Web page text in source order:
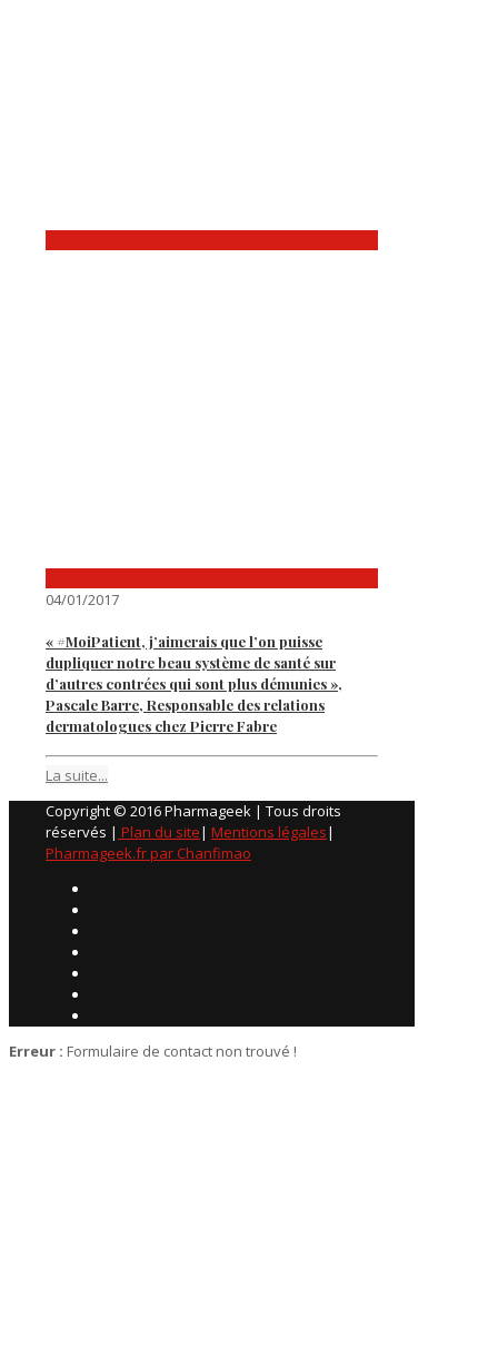
04/01/2017
« #MoiPatient, j’aimerais que l’on puisse
dupliquer notre beau système de santé sur
d’autres contrées qui sont plus démunies »,
Pascale Barre, Responsable des relations
dermatologues chez Pierre Fabre
La suite...
Copyright © 2016 Pharmageek | Tous droits
réservés | Plan du site| Mentions légales|
Pharmageek.fr par Chanfimao
Erreur : Formulaire de contact non trouvé !